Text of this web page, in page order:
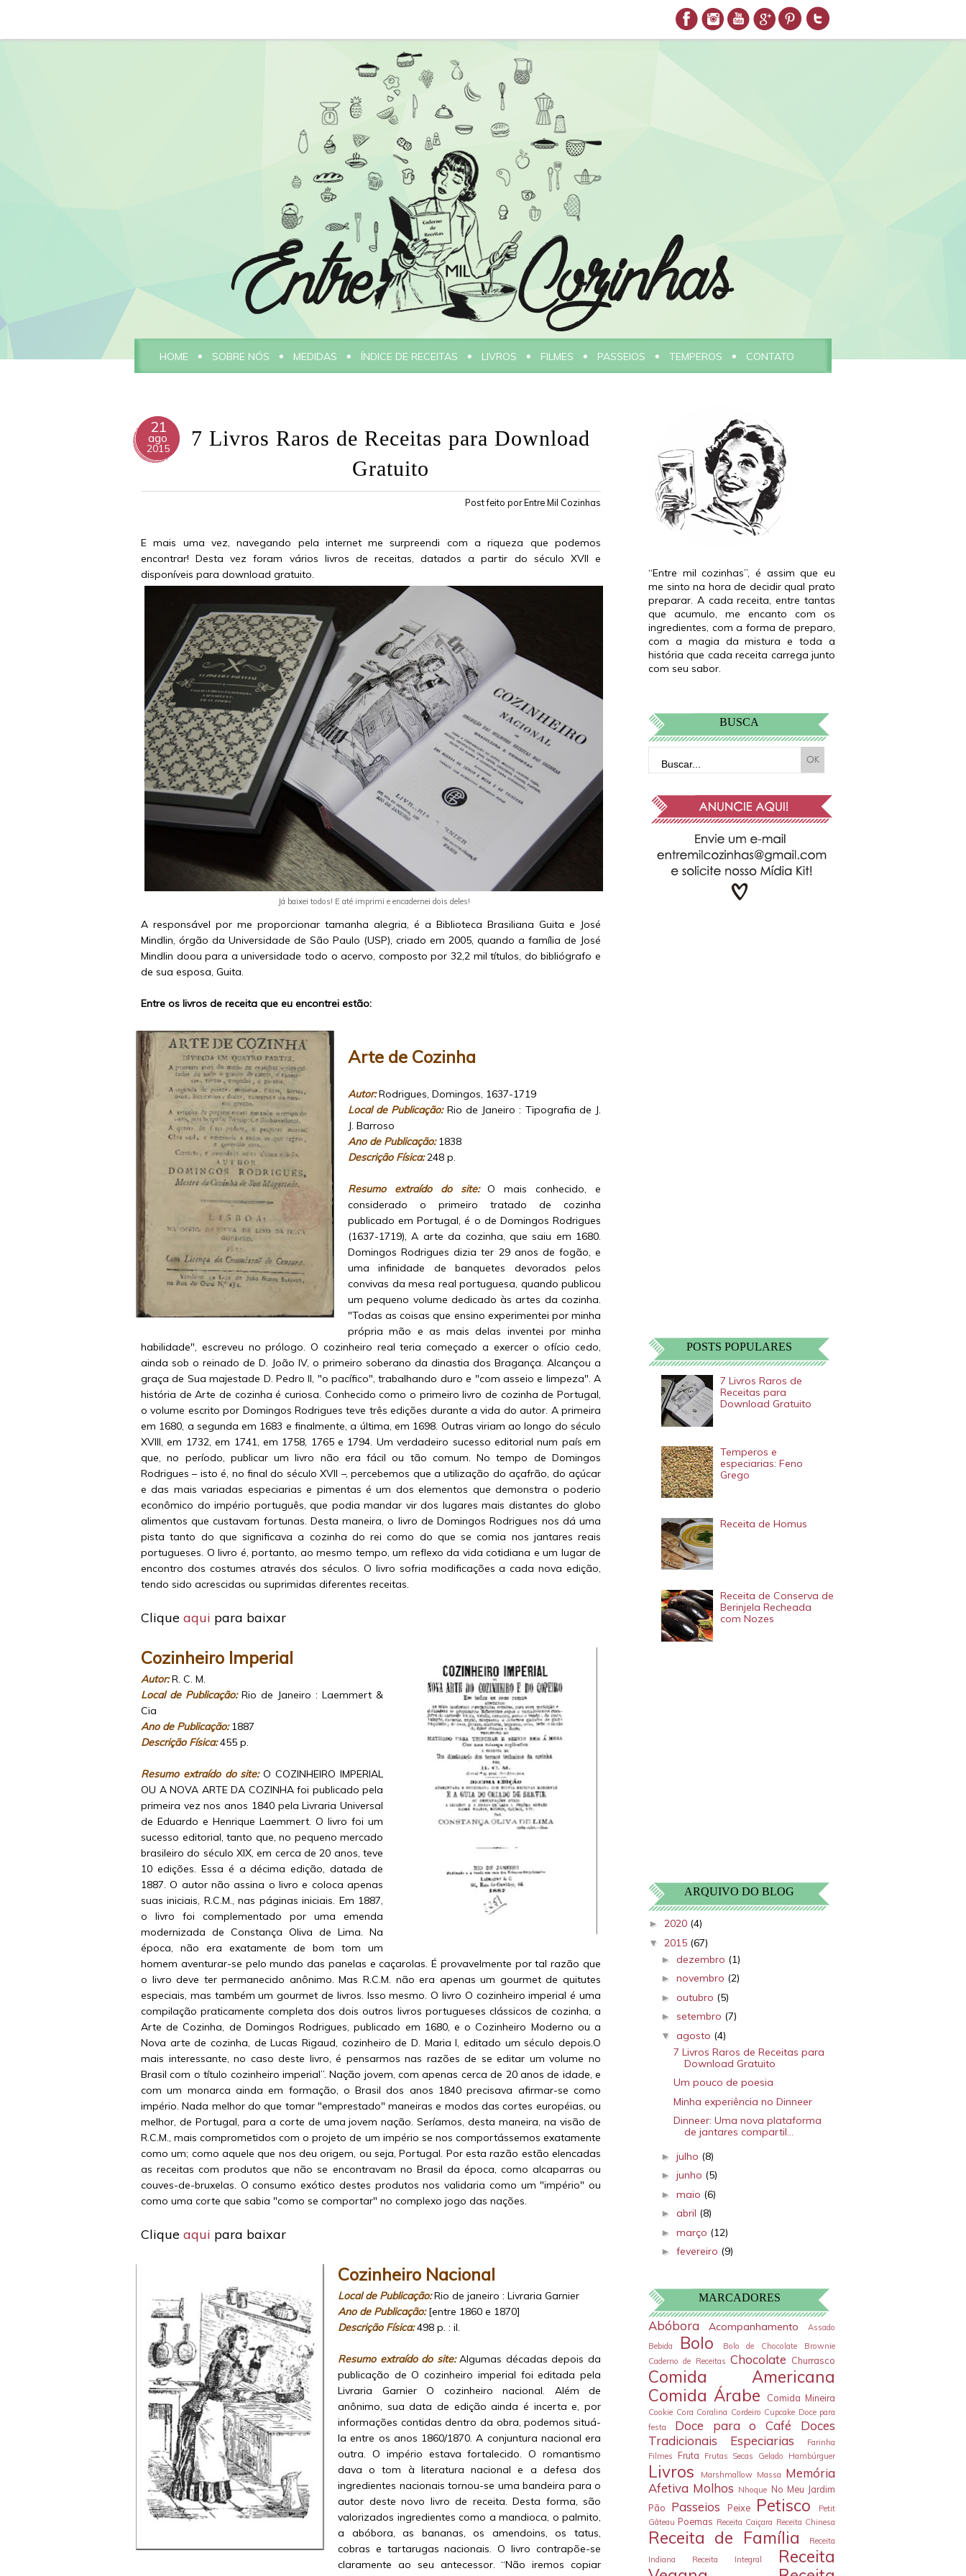
HOME SOBRE NÓS MEDIDAS ÍNDICE DE RECEITAS LIVROS FILMES PASSEIOS TEMPEROS CONTATO
21
ago
2015
7 Livros Raros de Receitas para Download
Gratuito
Post feito porEntre Mil Cozinhas
E mais uma vez, navegando pela internet me surpreendi com a riqueza que podemos
encontrar! Desta vez foram vários livros de receitas, datados a partir do século XVII e
disponíveis para download gratuito.
Já baixei todos! E até imprimi e encadernei dois deles!
A responsável por me proporcionar tamanha alegria, é a Biblioteca Brasiliana Guita e José
Mindlin, órgão da Universidade de São Paulo (USP), criado em 2005, quando a família de José
Mindlin doou para a universidade todo o acervo, composto por 32,2 mil títulos, do bibliógrafo e
de sua esposa, Guita.
Entre os livros de receita que eu encontrei estão:
Arte de Cozinha
Autor:Rodrigues, Domingos, 1637-1719
Local de Publicação: Rio de Janeiro : Tipografia de J.
J. Barroso
Ano de Publicação: 1838
Descrição Física:248 p.
Resumo extraído do site:O mais conhecido, e
considerado o primeiro tratado de cozinha
publicado em Portugal, é o de Domingos Rodrigues
(1637-1719), A arte da cozinha, que saiu em 1680.
Domingos Rodrigues dizia ter 29 anos de fogão, e
uma infinidade de banquetes devorados pelos
convivas da mesa real portuguesa, quando publicou
um pequeno volume dedicado às artes da cozinha.
"Todas as coisas que ensino experimentei por minha
própria mão e as mais delas inventei por minha
habilidade", escreveu no prólogo. O cozinheiro real teria começado a exercer o ofício cedo,
ainda sob o reinado de D. João IV, o primeiro soberano da dinastia dos Bragança. Alcançou a
graça de Sua majestade D. Pedro II, "o pacífico", trabalhando duro e "com asseio e limpeza". A
história de Arte de cozinha é curiosa. Conhecido como o primeiro livro de cozinha de Portugal,
o volume escrito por Domingos Rodrigues teve três edições durante a vida do autor. A primeira
em 1680, a segunda em 1683 e finalmente, a última, em 1698. Outras viriam ao longo do século
XVIII, em 1732, em 1741, em 1758, 1765 e 1794. Um verdadeiro sucesso editorial num país em
que, no período, publicar um livro não era fácil ou tão comum. No tempo de Domingos
Rodrigues – isto é, no final do século XVII –, percebemos que a utilização do açafrão, do açúcar
e das mais variadas especiarias e pimentas é um dos elementos que demonstra o poderio
econômico do império português, que podia mandar vir dos lugares mais distantes do globo
alimentos que custavam fortunas. Desta maneira, o livro de Domingos Rodrigues nos dá uma
pista tanto do que significava a cozinha do rei como do que se comia nos jantares reais
portugueses. O livro é, portanto, ao mesmo tempo, um reflexo da vida cotidiana e um lugar de
encontro dos costumes através dos séculos. O livro sofria modificações a cada nova edição,
tendo sido acrescidas ou suprimidas diferentes receitas.
Clique aqui para baixar
Cozinheiro Imperial
Autor: R. C. M.
Local de Publicação:Rio de Janeiro : Laemmert &
Cia
Ano de Publicação:1887
Descrição Física:455 p.
Resumo extraído do site: O COZINHEIRO IMPERIAL
OU A NOVA ARTE DA COZINHA foi publicado pela
primeira vez nos anos 1840 pela Livraria Universal
de Eduardo e Henrique Laemmert. O livro foi um
sucesso editorial, tanto que, no pequeno mercado
brasileiro do século XIX, em cerca de 20 anos, teve
10 edições. Essa é a décima edição, datada de
1887. O autor não assina o livro e coloca apenas
suas iniciais, R.C.M., nas páginas iniciais. Em 1887,
o livro foi complementado por uma emenda
modernizada de Constança Oliva de Lima. Na
época, não era exatamente de bom tom um
homem aventurar-se pelo mundo das panelas e caçarolas. É provavelmente por tal razão que
o livro deve ter permanecido anônimo. Mas R.C.M. não era apenas um gourmet de quitutes
especiais, mas também um gourmet de livros. Isso mesmo. O livro O cozinheiro imperial é uma
compilação praticamente completa dos dois outros livros portugueses clássicos de cozinha, a
Arte de Cozinha, de Domingos Rodrigues, publicado em 1680, e o Cozinheiro Moderno ou a
Nova arte de cozinha, de Lucas Rigaud, cozinheiro de D. Maria I, editado um século depois.O
mais interessante, no caso deste livro, é pensarmos nas razões de se editar um volume no
Brasil com o título cozinheiro imperial”. Nação jovem, com apenas cerca de 20 anos de idade, e
com um monarca ainda em formação, o Brasil dos anos 1840 precisava afirmar-se como
império. Nada melhor do que tomar "emprestado" maneiras e modos das cortes européias, ou
melhor, de Portugal, para a corte de uma jovem nação. Seríamos, desta maneira, na visão de
R.C.M., mais comprometidos com o projeto de um império se nos comportássemos exatamente
como um; como aquele que nos deu origem, ou seja, Portugal. Por esta razão estão elencadas
as receitas com produtos que não se encontravam no Brasil da época, como alcaparras ou
couves-de-bruxelas. O consumo exótico destes produtos nos validaria como um "império" ou
como uma corte que sabia "como se comportar" no complexo jogo das nações.
Clique aqui para baixar
Cozinheiro Nacional
Local de Publicação: Rio de janeiro : Livraria Garnier
Ano de Publicação: [entre 1860 e 1870]
Descrição Física:498 p. : il.
Resumo extraído do site:Algumas décadas depois da
publicação de O cozinheiro imperial foi editada pela
Livraria Garnier O cozinheiro nacional. Além de
anônimo, sua data de edição ainda é incerta e, por
informações contidas dentro da obra, podemos situá-
la entre os anos 1860/1870. A conjuntura nacional era
outra. O império estava fortalecido. O romantismo
dava o tom à literatura nacional e a defesa dos
ingredientes nacionais tornou-se uma bandeira para o
autor deste novo livro de receita. Desta forma, são
valorizados ingredientes como a mandioca, o palmito,
a abóbora, as bananas, os amendoins, os tatus,
cobras e tartarugas nacionais. O livro contrapõe-se
claramente ao seu antecessor. “Não iremos copiar
“Entre mil cozinhas”, é assim que eu
me sinto na hora de decidir qual prato
preparar. A cada receita, entre tantas
que acumulo, me encanto com os
ingredientes, com a forma de preparo,
com a magia da mistura e toda a
história que cada receita carrega junto
com seu sabor.
BUSCA
POSTS POPULARES
7 Livros Raros de
Receitas para
Download Gratuito
Temperos e
especiarias: Feno
Grego
Receita de Homus
Receita de Conserva de
Berinjela Recheada
com Nozes
ARQUIVO DO BLOG
► 2020 (4)
▼ 2015 (67)
► dezembro (1)
► novembro (2)
► outubro (5)
► setembro (7)
▼ agosto (4)
7 Livros Raros de Receitas para
Download Gratuito
Um pouco de poesia
Minha experiência no Dinneer
Dinneer: Uma nova plataforma
de jantares compartil...
► julho (8)
► junho (5)
► maio (6)
► abril (8)
► março (12)
► fevereiro (9)
MARCADORES
Abóbora Acompanhamento
Assado
Bebida
Bolo Bolo de Chocolate
Brownie
Caderno de Receitas Chocolate Churrasco
Comida Americana
Comida Árabe
Comida Mineira
Cookie Cora Coralina Cordeiro Cupcake Doce para
festa
Doce para o Café
Doces
Tradicionais
Especiarias
Farinha
Filmes
Fruta Frutas Secas Gelado Hambúrguer
Livros Marshmallow Massa Memória
Afetiva Molhos Nhoque No Meu Jardim
Pão
Passeios Peixe Petisco
Petit
Gâteau Poemas Receita Caiçara Receita Chinesa
Receita de Família
Receita
Indiana
Receita Integral
Receita